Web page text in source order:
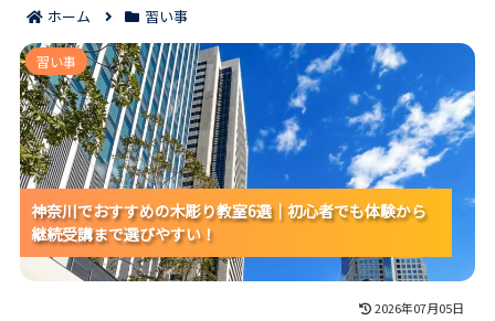
ホーム 習い事
神奈川でおすすめの木彫り教室6選｜初心者でも体験か
ら継続受講まで選びやすい！
神奈川でおすすめの木彫り教室6選｜初心者でも体験から
継続受講まで選びやすい！
神奈川でおすすめの木彫り教室6選｜初心者でも体験から
継続受講まで選びやすい！
神奈川でおすすめの木彫り教室6選｜初心者でも体験から
継続受講まで選びやすい！
習い事
2026年07月05日